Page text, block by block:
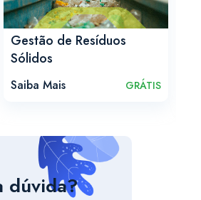
Gestão de Resíduos
Sólidos
Saiba Mais GRÁTIS
dúvida?